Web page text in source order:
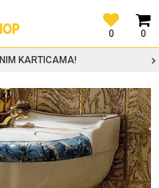
0
0
KARTICAMA!